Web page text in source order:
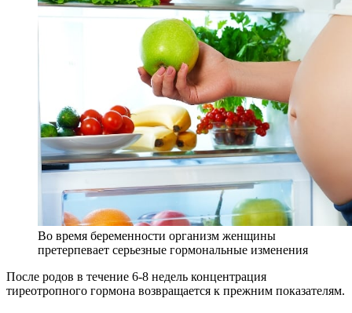
Во время беременности организм женщины
претерпевает серьезные гормональные изменения
После родов в течение 6-8 недель концентрация
тиреотропного гормона возвращается к прежним показателям.